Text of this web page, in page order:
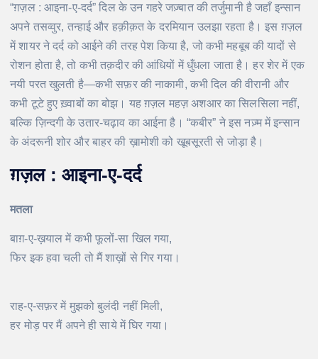
“ग़ज़ल : आइना-ए-दर्द” दिल के उन गहरे जज़्बात की तर्जुमानी है जहाँ इन्सान
अपने तसव्वुर, तन्हाई और हक़ीक़त के दरमियान उलझा रहता है। इस ग़ज़ल
में शायर ने दर्द को आईने की तरह पेश किया है, जो कभी महबूब की यादों से
रोशन होता है, तो कभी तक़दीर की आंधियों में धुँधला जाता है। हर शेर में एक
नयी परत खुलती है—कभी सफ़र की नाकामी, कभी दिल की वीरानी और
कभी टूटे हुए ख़्वाबों का बोझ। यह ग़ज़ल महज़ अशआर का सिलसिला नहीं,
बल्कि ज़िन्दगी के उतार-चढ़ाव का आईना है। “कबीर” ने इस नज़्म में इन्सान
के अंदरूनी शोर और बाहर की ख़ामोशी को खूबसूरती से जोड़ा है।
ग़ज़ल : आइना-ए-दर्द
मतला
बाग़-ए-ख़याल में कभी फूलों-सा खिल गया,
फिर इक हवा चली तो मैं शाख़ों से गिर गया।
राह-ए-सफ़र में मुझको बुलंदी नहीं मिली,
हर मोड़ पर मैं अपने ही साये में घिर गया।